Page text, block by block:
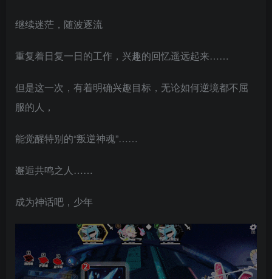
继续迷茫，随波逐流
重复着日复一日的工作，兴趣的回忆遥远起来……
但是这一次，有着明确兴趣目标，无论如何逆境都不屈
服的人，
能觉醒特别的“叛逆神魂”……
邂逅共鸣之人……
成为神话吧，少年